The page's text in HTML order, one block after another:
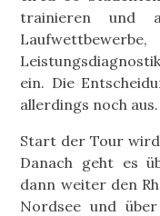
trainieren und
ein. Die
allerdings noch aus.
Start der Tour
Danach geht es
dann weiter den
Nordsee und